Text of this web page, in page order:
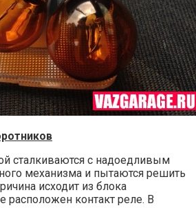
сталкиваются с надоедливым
механизма и пытаются решить
исходит из блока
расположен контакт реле. В